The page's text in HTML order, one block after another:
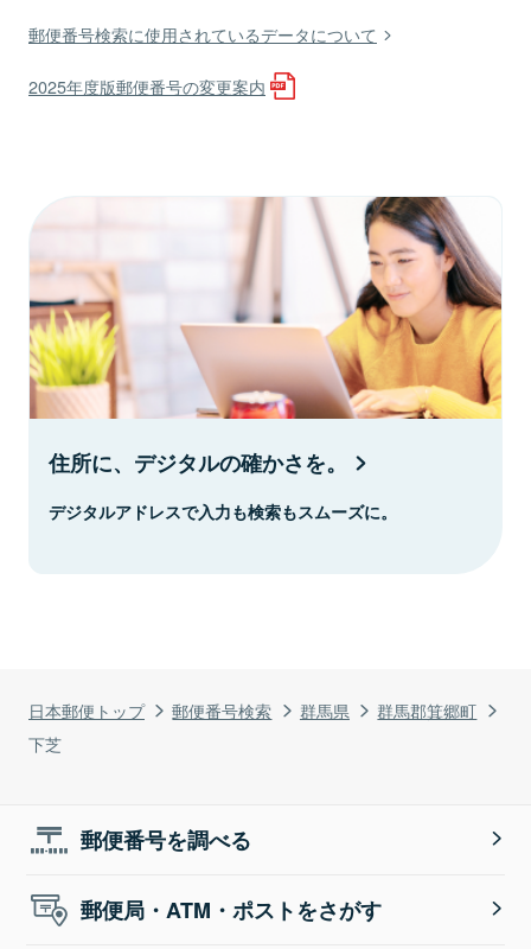
日本郵便トップ 郵便番号検索 群馬県
群馬郡箕郷町
下芝
郵便番号検索に使用されているデータについて
2025年度版郵便番号の変更案内
住所に、デジタルの確かさを。
デジタルアドレスで入力も検索もスムーズに。
郵便番号を調べる
郵便局・ATM・ポストをさがす